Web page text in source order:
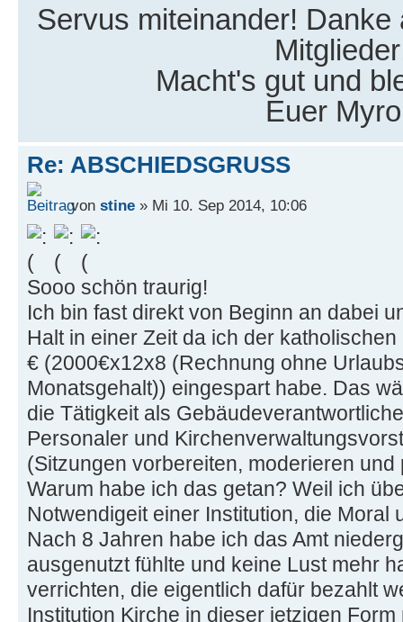
Servus miteinander! Danke
Macht's gut und
Euer
Re: ABSCHIEDSGRUSS
von stine » Mi 10. Sep 2014, 10:06
Sooo schön traurig!
Ich bin fast direkt von Beginn an dabei
Halt in einer Zeit da ich der
€ (2000€x12x8 (Rechnung ohne
Monatsgehalt)) eingespart habe. Das
die Tätigkeit als
Personaler und
(Sitzungen vorbereiten, moderieren und
Warum habe ich das getan? Weil ich
Notwendigeit einer Institution, die Moral
Nach 8 Jahren habe ich das Amt
ausgenutzt fühlte und keine Lust mehr
verrichten, die eigentlich dafür bezahlt
Institution Kirche in dieser jetzigen